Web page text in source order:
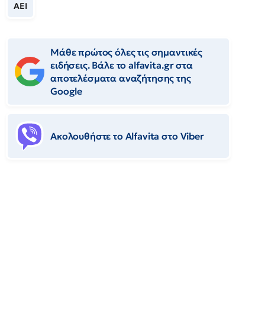
ΑΕΙ
Μάθε πρώτος όλες τις σημαντικές
ειδήσεις. Βάλε το alfavita.gr στα
αποτελέσματα αναζήτησης της
Google
Ακολουθήστε το Αlfavita στο Viber